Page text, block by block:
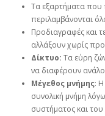
Τα εξαρτήματα που
περιλαμβάνονται
Προδιαγραφές και
αλλάξουν χωρίς
Δίκτυο: Τα εύρη
να διαφέρουν
Μέγεθος μνήμης:
συνολική μνήμη
συστήματος και του